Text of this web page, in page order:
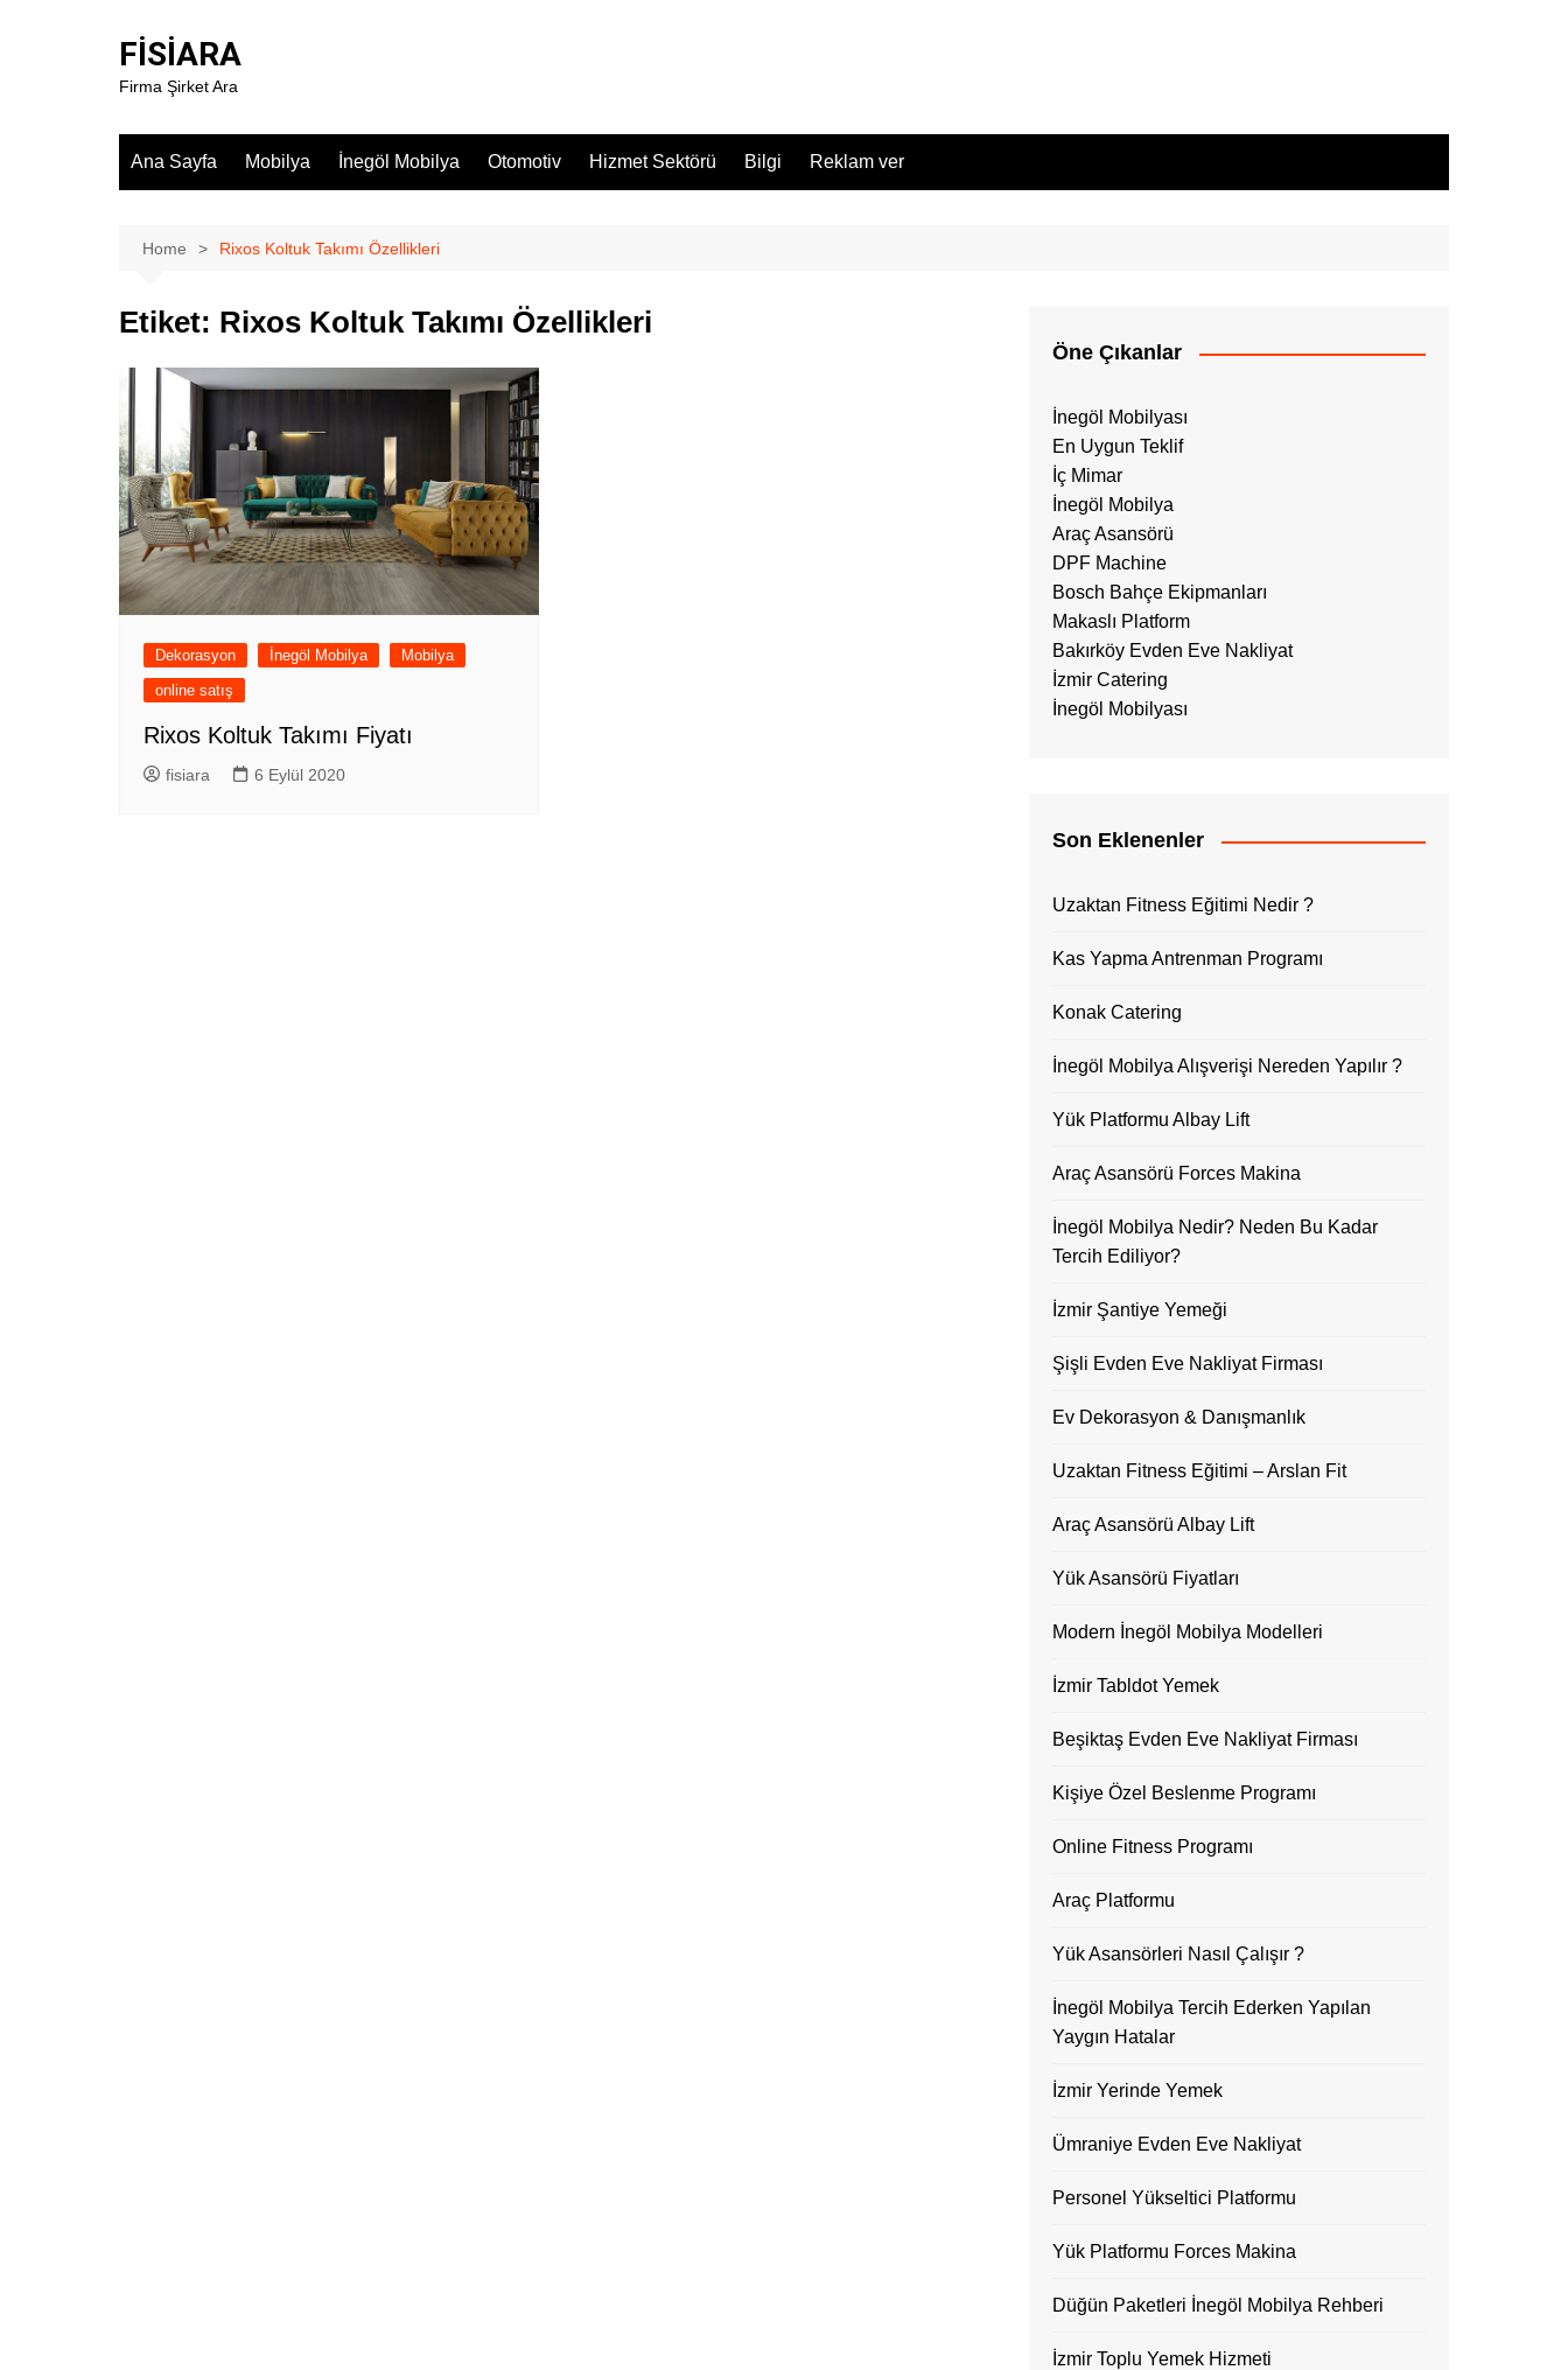
FİSİARA
Firma Şirket Ara
Ana Sayfa Mobilya İnegöl Mobilya Otomotiv Hizmet Sektörü Bilgi Reklam ver
Home Rixos Koltuk Takımı Özellikleri
Etiket: Rixos Koltuk Takımı Özellikleri
Dekorasyon İnegöl Mobilya
Mobilya
online satış
Rixos Koltuk Takımı Fiyatı
fisiara 6 Eylül 2020
Öne Çıkanlar
İnegöl Mobilyası
En Uygun Teklif
İç Mimar
İnegöl Mobilya
Araç Asansörü
DPF Machine
Bosch Bahçe Ekipmanları
Makaslı Platform
Bakırköy Evden Eve Nakliyat
İzmir Catering
İnegöl Mobilyası
Son Eklenenler
Uzaktan Fitness Eğitimi Nedir ?
Kas Yapma Antrenman Programı
Konak Catering
İnegöl Mobilya Alışverişi Nereden Yapılır ?
Yük Platformu Albay Lift
Araç Asansörü Forces Makina
İnegöl Mobilya Nedir? Neden Bu Kadar
Tercih Ediliyor?
İzmir Şantiye Yemeği
Şişli Evden Eve Nakliyat Firması
Ev Dekorasyon & Danışmanlık
Uzaktan Fitness Eğitimi – Arslan Fit
Araç Asansörü Albay Lift
Yük Asansörü Fiyatları
Modern İnegöl Mobilya Modelleri
İzmir Tabldot Yemek
Beşiktaş Evden Eve Nakliyat Firması
Kişiye Özel Beslenme Programı
Online Fitness Programı
Araç Platformu
Yük Asansörleri Nasıl Çalışır ?
İnegöl Mobilya Tercih Ederken Yapılan
Yaygın Hatalar
İzmir Yerinde Yemek
Ümraniye Evden Eve Nakliyat
Personel Yükseltici Platformu
Yük Platformu Forces Makina
Düğün Paketleri İnegöl Mobilya Rehberi
İzmir Toplu Yemek Hizmeti